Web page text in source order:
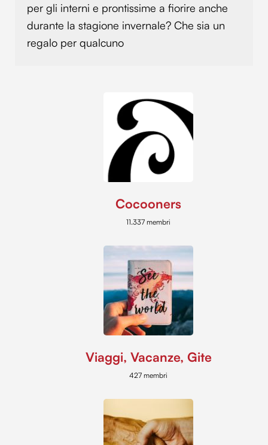
per gli interni e prontissime a fiorire anche
durante la stagione invernale? Che sia un
regalo per qualcuno
Cocooners
11.337 membri
Viaggi, Vacanze, Gite
427 membri